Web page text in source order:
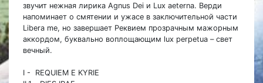
звучит нежная лирика Agnus Dei и Lux aeterna. Верди
напоминает о смятении и ужасе в заключительной части
Libera me, но завершает Реквием прозрачным мажорным
аккордом, буквально воплощающим lux perpetua – свет
вечный.
I - REQUIEM E KYRIE